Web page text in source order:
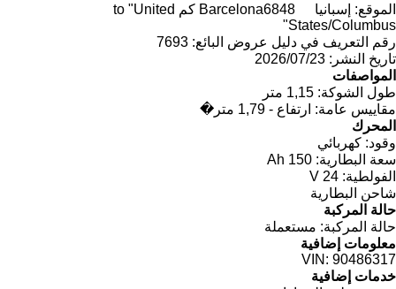
الموقع: إسبانيا Barcelona
6848 كم to "United
States/Columbus"
رقم التعريف في دليل عروض البائع: 7693
تاريخ النشر: 23‏/07‏/2026
المواصفات
طول الشوكة: 1,15 متر
مقاييس عامة: ارتفاع - 1,79 متر�
المحرك
وقود: كهربائي
سعة البطارية: 150 Ah
الفولطية: 24 V
شاحن البطارية
حالة المركبة
حالة المركبة: مستعملة
معلومات إضافية
VIN: 90486317
خدمات إضافية